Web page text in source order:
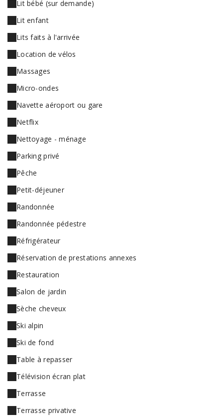
Lit bébé (sur demande)
Lit enfant
Lits faits à l'arrivée
Location de vélos
Massages
Micro-ondes
Navette aéroport ou gare
Netflix
Nettoyage - ménage
Parking privé
Pêche
Petit-déjeuner
Randonnée
Randonnée pédestre
Réfrigérateur
Réservation de prestations annexes
Restauration
Salon de jardin
Sèche cheveux
Ski alpin
Ski de fond
Table à repasser
Télévision écran plat
Terrasse
Terrasse privative